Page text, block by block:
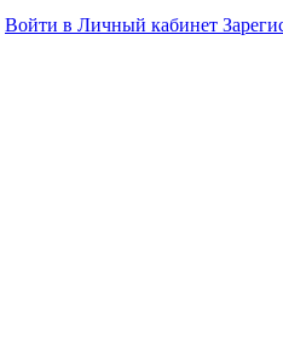
Войти в Личный кабинет